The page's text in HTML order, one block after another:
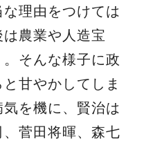
理由をつけては
農業や人造宝
そんな様子に政
甘やかしてしま
を機に、賢治は
菅田将暉、森七